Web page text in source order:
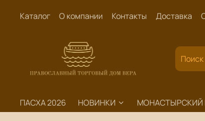
Каталог О компании Контакты Доставка
ПАСХА 2026 НОВИНКИ МОНАСТЫРСКИЙ